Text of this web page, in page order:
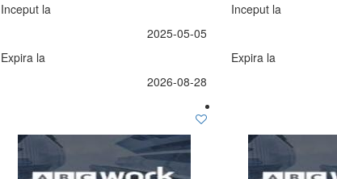
Inceput la
2025-05-05
Expira la
2026-08-28
Inceput la
Expira la